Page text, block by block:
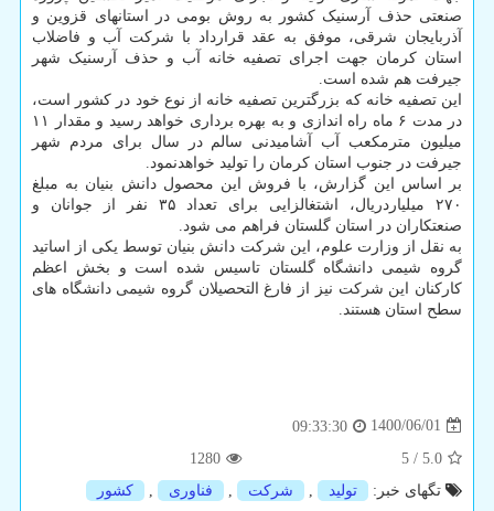
صنعتی حذف آرسنیک کشور به روش بومی در استانهای قزوین و
آذربایجان شرقی، موفق به عقد قرارداد با شرکت آب و فاضلاب
استان کرمان جهت اجرای تصفیه خانه آب و حذف آرسنیک شهر
جیرفت هم شده است.
این تصفیه خانه که بزرگترین تصفیه خانه از نوع خود در کشور است،
در مدت ۶ ماه راه اندازی و به بهره برداری خواهد رسید و مقدار ۱۱
میلیون مترمکعب آب آشامیدنی سالم در سال برای مردم شهر
جیرفت در جنوب استان کرمان را تولید خواهدنمود.
بر اساس این گزارش، با فروش این محصول دانش بنیان به مبلغ
۲۷۰ میلیاردریال، اشتغالزایی برای تعداد ۳۵ نفر از جوانان و
صنعتکاران در استان گلستان فراهم می شود.
به نقل از وزارت علوم، این شرکت دانش بنیان توسط یکی از اساتید
گروه شیمی دانشگاه گلستان تاسیس شده است و بخش اعظم
کارکنان این شرکت نیز از فارغ التحصیلان گروه شیمی دانشگاه های
سطح استان هستند.
1400/06/01
09:33:30
5.0
/
5
1280
تگهای خبر:
تولید , شركت , فناوری , كشور